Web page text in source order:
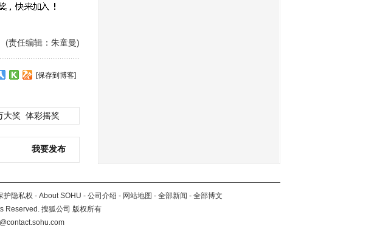
(责任编辑：朱童曼)
[保存到博客]
大奖 体彩摇奖
我要发布
护隐私权 - About SOHU - 公司介绍 - 网站地图 - 全部新闻 - 全部博文
Reserved. 搜狐公司 版权所有